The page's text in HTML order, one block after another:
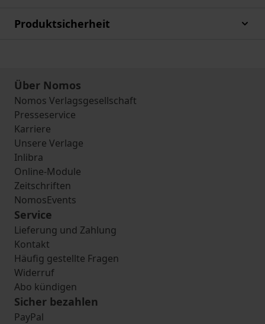
Produktsicherheit
Über Nomos
Nomos Verlagsgesellschaft
Presseservice
Karriere
Unsere Verlage
Inlibra
Online-Module
Zeitschriften
NomosEvents
Service
Lieferung und Zahlung
Kontakt
Häufig gestellte Fragen
Widerruf
Abo kündigen
Sicher bezahlen
PayPal